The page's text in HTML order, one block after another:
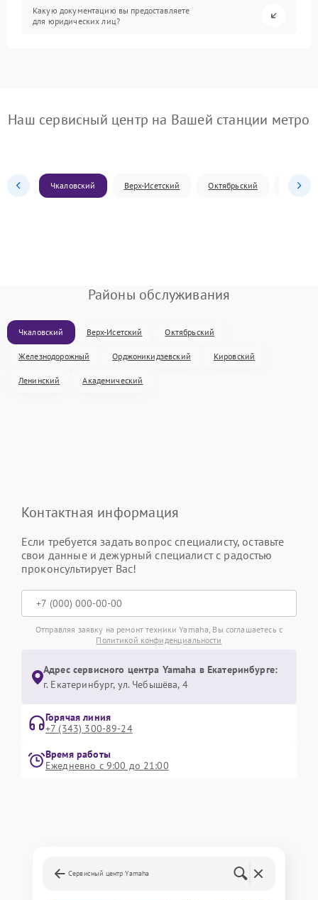
Какую документацию вы предоставляете
для юридических лиц?
Наш сервисный центр на Вашей станции метро
Чкаловский Верх-Исетский Октябрьский
Районы обслуживания
Чкаловский Верх-Исетский Октябрьский
Железнодорожный Орджоникидзевский Кировский
Ленинский Академический
Контактная информация
Если требуется задать вопрос специалисту, оставьте
свои данные и дежурный специалист с радостью
проконсультирует Вас!
Отправляя заявку на ремонт техники Yamaha, Вы соглашаетесь с
Политикой конфиденциальности
Адрес сервисного центра Yamaha в Екатеринбурге:
г. Екатеринбург, ул. Чебышёва, 4
Горячая линия
+7 (343) 300-89-24
Время работы
Ежедневно с 9:00 до 21:00
Сервисный центр Yamaha